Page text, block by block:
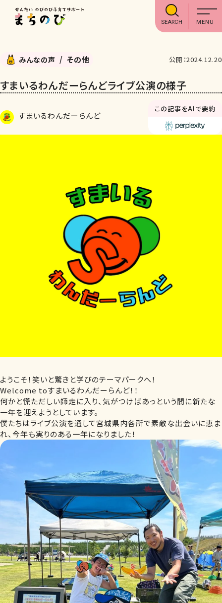
SEARCH
みんなの声 その他 公開：2024.12.20
すまいるわんだーらんどライブ公演の様子
すまいるわんだーらんど
この記事をAIで要約
ようこそ！笑いと驚きと学びのテーマパークへ！
Welcome toすまいるわんだーらんど！！
何かと慌ただしい師走に入り、気がつけばあっという間に新たな
一年を迎えようとしています。
僕たちはライブ公演を通して宮城県内各所で素敵な出会いに恵ま
れ、今年も実りのある一年になりました！